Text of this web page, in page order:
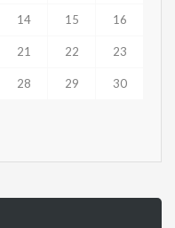
14 15 16
21 22 23
28 29 30